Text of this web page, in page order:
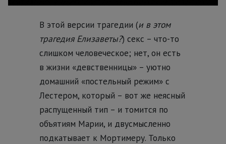
В этой версии трагедии (и в этом
трагедия Елизаветы?) секс – что-то
слишком человеческое; нет, он есть
в жизни «девственницы» – уютно
домашний «постельный режим» с
Лестером, который – вот же неясный
распущенный тип – и томится по
объятиям Марии, и двусмысленно
подкатывает к Мортимеру. Только